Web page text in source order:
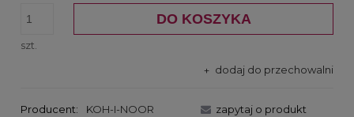
szt.
DO KOSZYKA
dodaj do przechowalni
Producent:
KOH-I-NOOR
zapytaj o produkt